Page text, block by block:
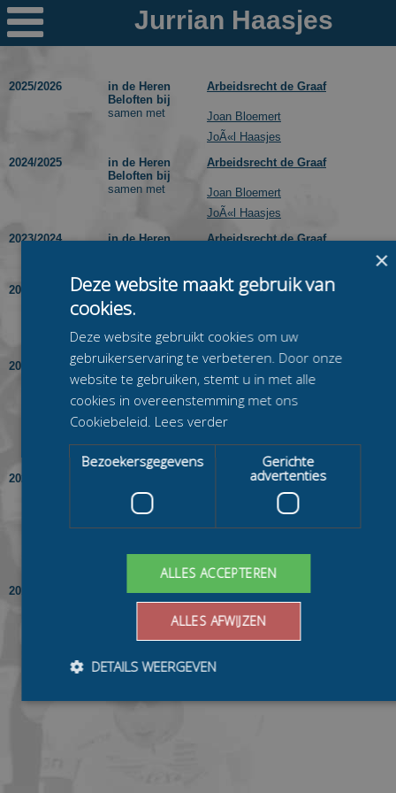

Nieuws
Ploegen
Schaatspeloton.nl
2025/2026
in de Heren
Beloften bij
Arbeidsrecht de Graaf
samen met
Joan Bloemert
JoÃ«l Haasjes
2024/2025
in de Heren
Beloften bij
Arbeidsrecht de Graaf
samen met
Joan Bloemert
JoÃ«l Haasjes
2023/2024
in de Heren
Arbeidsrecht de Graaf
2022/2023
in de Heren
Beloften bij
A6.nl Groot in auto's
samen met
Miguel Bravo
2021/2022
in de Heren
Beloften bij
Greenwood - Liev
samen met
Edwin Korenberg
Mart Nijhoff
2020/2021
Beloften bij
Merito
samen met
Marthijn Mulder
Valentin Thiebault
2019/2020
in de Heren
Beloften bij
ZiuZ
Chiel Smit
Kevin van der Horst
Mark Prinsen
×
Deze website maakt gebruik van
cookies.
Deze website gebruikt cookies om uw
gebruikerservaring te verbeteren. Door onze
website te gebruiken, stemt u in met alle
cookies in overeenstemming met ons
Cookiebeleid. Lees verder
Bezoekersgegevens
Gerichte
advertenties
ALLES ACCEPTEREN
ALLES AFWIJZEN
DETAILS WEERGEVEN